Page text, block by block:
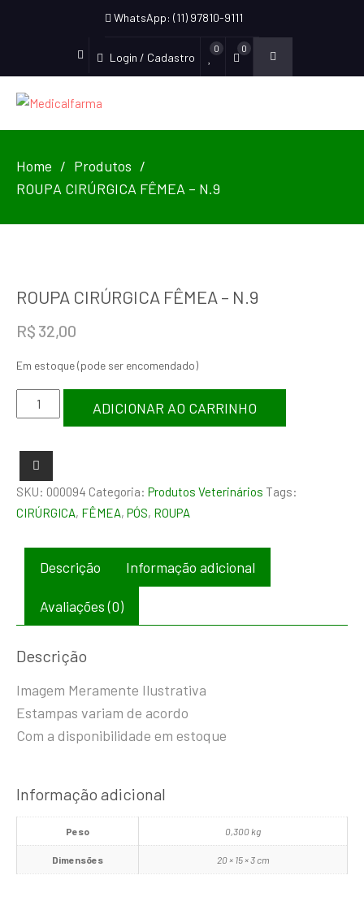
WhatsApp: (11) 97810-9111
Login / Cadastro
0 0
Home
Produtos
ROUPA CIRÚRGICA FÊMEA – N.9
ROUPA CIRÚRGICA FÊMEA – N.9
R$ 32,00
Em estoque (pode ser encomendado)
ADICIONAR AO CARRINHO
SKU: 000094 Categoria: Produtos Veterinários Tags:
CIRÚRGICA, FÊMEA, PÓS, ROUPA
Descrição Informação adicional
Avaliações (0)
Descrição
Imagem Meramente Ilustrativa
Estampas variam de acordo
Com a disponibilidade em estoque
Informação adicional
Peso 0,300 kg
Dimensões 20 × 15 × 3 cm